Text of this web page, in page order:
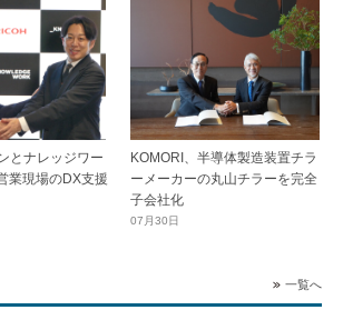
とナレッジワー
業現場のDX支援
KOMORI、半導体製造装置チラ
ーメーカーの丸山チラーを完全
子会社化
07月30日
一覧へ